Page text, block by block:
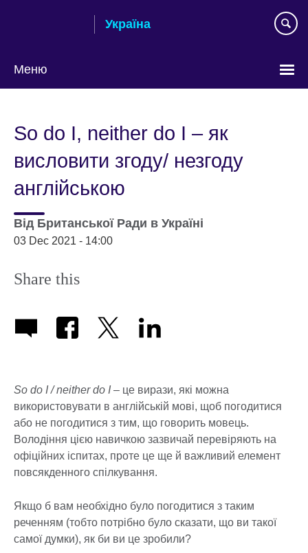
Україна
Меню
language
So do I, neither do I – як
висловити згоду/ незгоду
англійською
Від Британської Ради в Україні
03 Dec 2021 - 14:00
Share this
So do I / neither do I– це вирази, які можна
використовувати в англійській мові, щоб погодитися
або не погодитися з тим, що говорить мовець.
Володіння цією навичкою зазвичай перевіряють на
офіційних іспитах, проте це ще й важливий елемент
повсякденного спілкування.
Якщо б вам необхідно було погодитися з таким
реченням (тобто потрібно було сказати, що ви такої
самої думки), як би ви це зробили?